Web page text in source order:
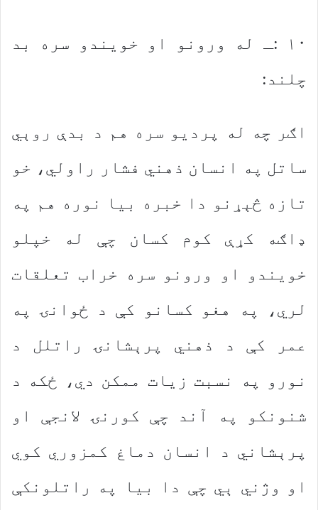
۱۰ :ـ له ورونو او خویندو سره بد
چلند:
اګر چه له پردیو سره هم د بدې روېي
ساتل په انسان ذهني فشار راولي، خو
تازه څېړنو دا خبره بیا نوره هم په
ډاګه کړې کوم کسان چې له خپلو
خویندو او ورونو سره خراب تعلقات
لري، په هغو کسانو کې د ځوانۍ په
عمر کې د ذهني پرېشانۍ راتلل د
نورو په نسبت زیات ممکن دي، ځکه د
شنونکو په آند چې کورنۍ لانجې او
پرېشاني د انسان دماغ کمزوري کوي
او وژني ېي چې دا بیا په راتلونکې